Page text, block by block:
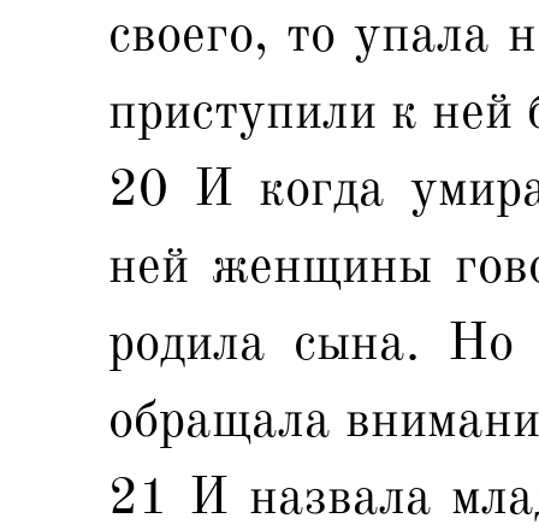
своего, то упала
приступили к ней
20 И когда
ней женщины
родила сына. Но
обращала
21 И назвала